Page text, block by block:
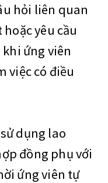
hỏi liên quan
yêu cầu
ứng viên
việc có điều
dụng lao
đồng phụ với
ứng viên tự